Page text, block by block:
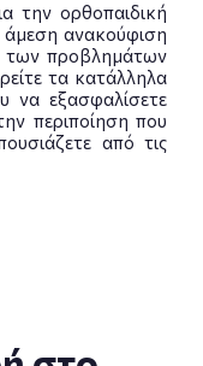
την ορθοπαιδική
ανακούφιση
των προβλημάτων
τα κατάλληλα
να εξασφαλίσετε
περιποίηση που
από τις